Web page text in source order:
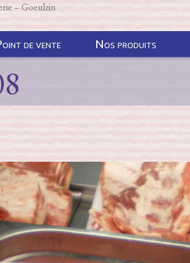
– Goeulzin
de vente Nos produits